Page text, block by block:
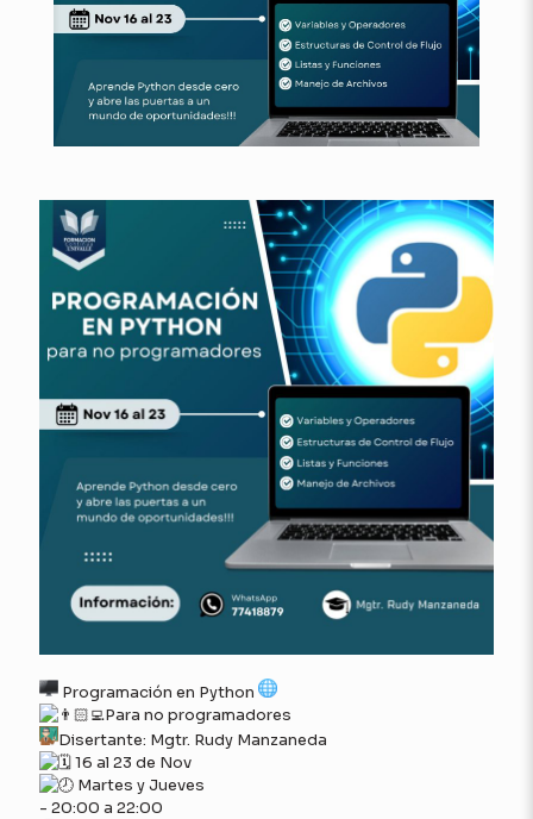
Programación en Python
Para no programadores
Disertante: Mgtr. Rudy Manzaneda
16 al 23 de Nov
Martes y Jueves
- 20:00 a 22:00